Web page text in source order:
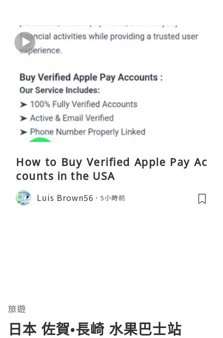
How to Buy Verified Apple Pay Ac
counts in the USA
Luis Brown56 5小時前
旅遊
日本 佐賀•長崎 水果巴士站